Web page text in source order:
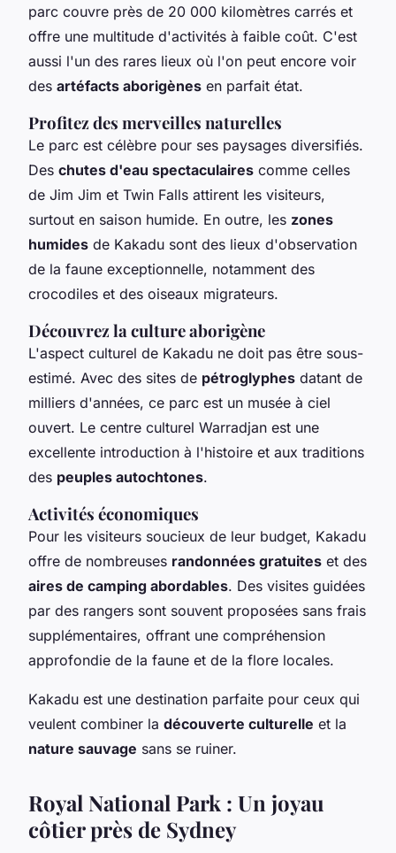
parc couvre près de 20 000 kilomètres carrés et
offre une multitude d'activités à faible coût. C'est
aussi l'un des rares lieux où l'on peut encore voir
des artéfacts aborigènes en parfait état.
Profitez des merveilles naturelles
Le parc est célèbre pour ses paysages diversifiés.
Des chutes d'eau spectaculaires comme celles
de Jim Jim et Twin Falls attirent les visiteurs,
surtout en saison humide. En outre, les zones
humides de Kakadu sont des lieux d'observation
de la faune exceptionnelle, notamment des
crocodiles et des oiseaux migrateurs.
Découvrez la culture aborigène
L'aspect culturel de Kakadu ne doit pas être sous-
estimé. Avec des sites de pétroglyphes datant de
milliers d'années, ce parc est un musée à ciel
ouvert. Le centre culturel Warradjan est une
excellente introduction à l'histoire et aux traditions
des peuples autochtones.
Activités économiques
Pour les visiteurs soucieux de leur budget, Kakadu
offre de nombreuses randonnées gratuites et des
aires de camping abordables. Des visites guidées
par des rangers sont souvent proposées sans frais
supplémentaires, offrant une compréhension
approfondie de la faune et de la flore locales.
Kakadu est une destination parfaite pour ceux qui
veulent combiner la découverte culturelle et la
nature sauvage sans se ruiner.
Royal National Park : Un joyau
côtier près de Sydney